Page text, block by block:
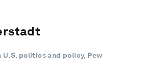
U.S. politics and policy, Pew